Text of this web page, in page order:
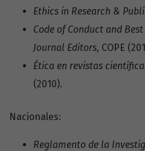
Ethics in Research &
Code of Conduct and
Journal Editors, COPE
Ética en revistas
Nacionales:
Reglamento de la